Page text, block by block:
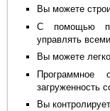
Вы можете
С помощью
управлять
Вы можете
Программное
загруженность
Вы